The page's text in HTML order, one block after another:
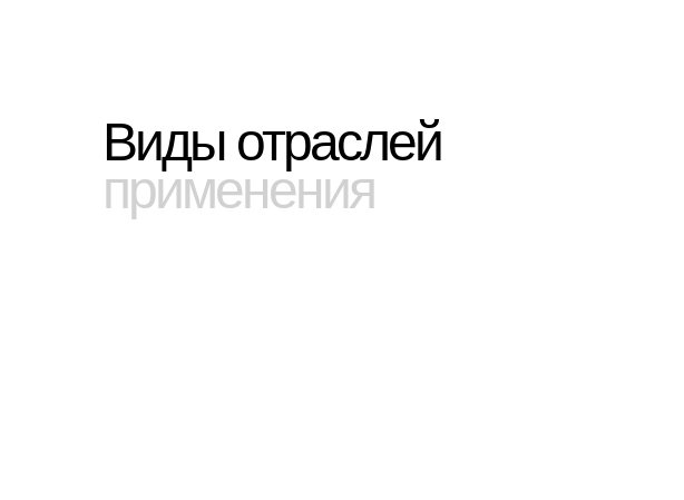
Виды отраслей
применения